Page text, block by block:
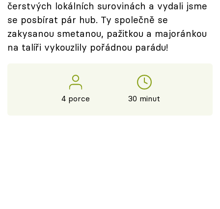
čerstvých lokálních surovinách a vydali jsme
se posbírat pár hub. Ty společně se
zakysanou smetanou, pažitkou a majoránkou
na talíři vykouzlily pořádnou parádu!
4 porce 30 minut